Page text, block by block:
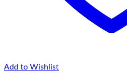
Add to Wishlist